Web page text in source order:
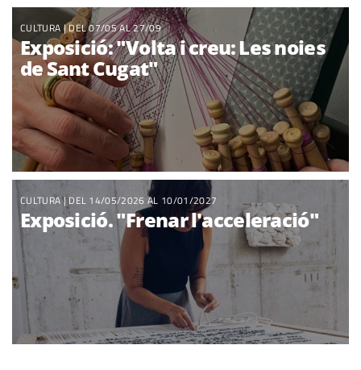
CULTURA | DEL 07/05 AL 27/09
Exposició: "Volta i creu: Les noies
de Sant Cugat"
CULTURA| DEL 14/05/2026 AL 10/01/2027
Exposició. "Frenar l'acceleració"